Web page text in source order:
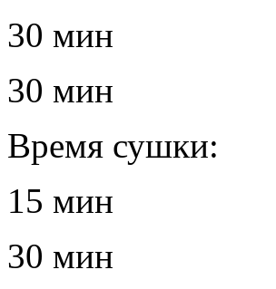
30 мин
30 мин
Время сушки:
15 мин
30 мин